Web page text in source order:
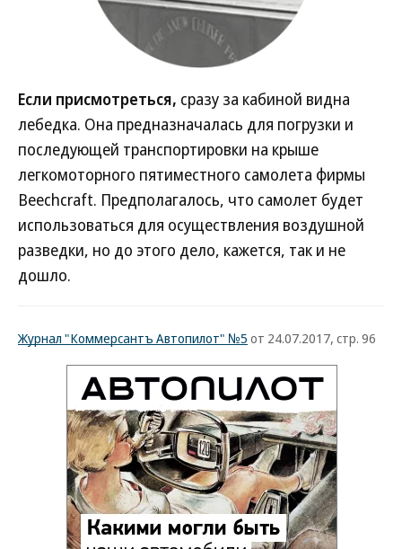
Если присмотреться, сразу за кабиной видна
лебедка. Она предназначалась для погрузки и
последующей транспортировки на крыше
легкомоторного пятиместного самолета фирмы
Beechcraft. Предполагалось, что самолет будет
использоваться для осуществления воздушной
разведки, но до этого дело, кажется, так и не
дошло.
Журнал "Коммерсантъ Автопилот" №5 от 24.07.2017, стр. 96